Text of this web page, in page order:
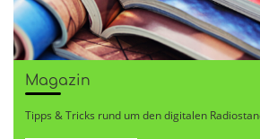
Magazin
Tipps & Tricks rund um den digitalen